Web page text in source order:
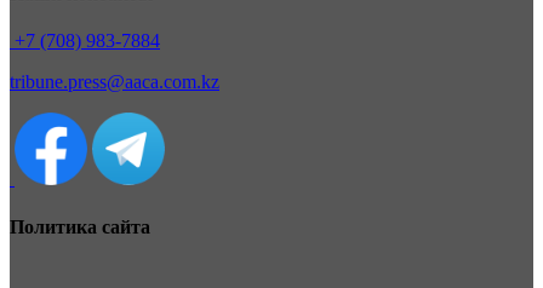
+7 (708) 983-7884
tribune.press@aaca.com.kz
Политика сайта